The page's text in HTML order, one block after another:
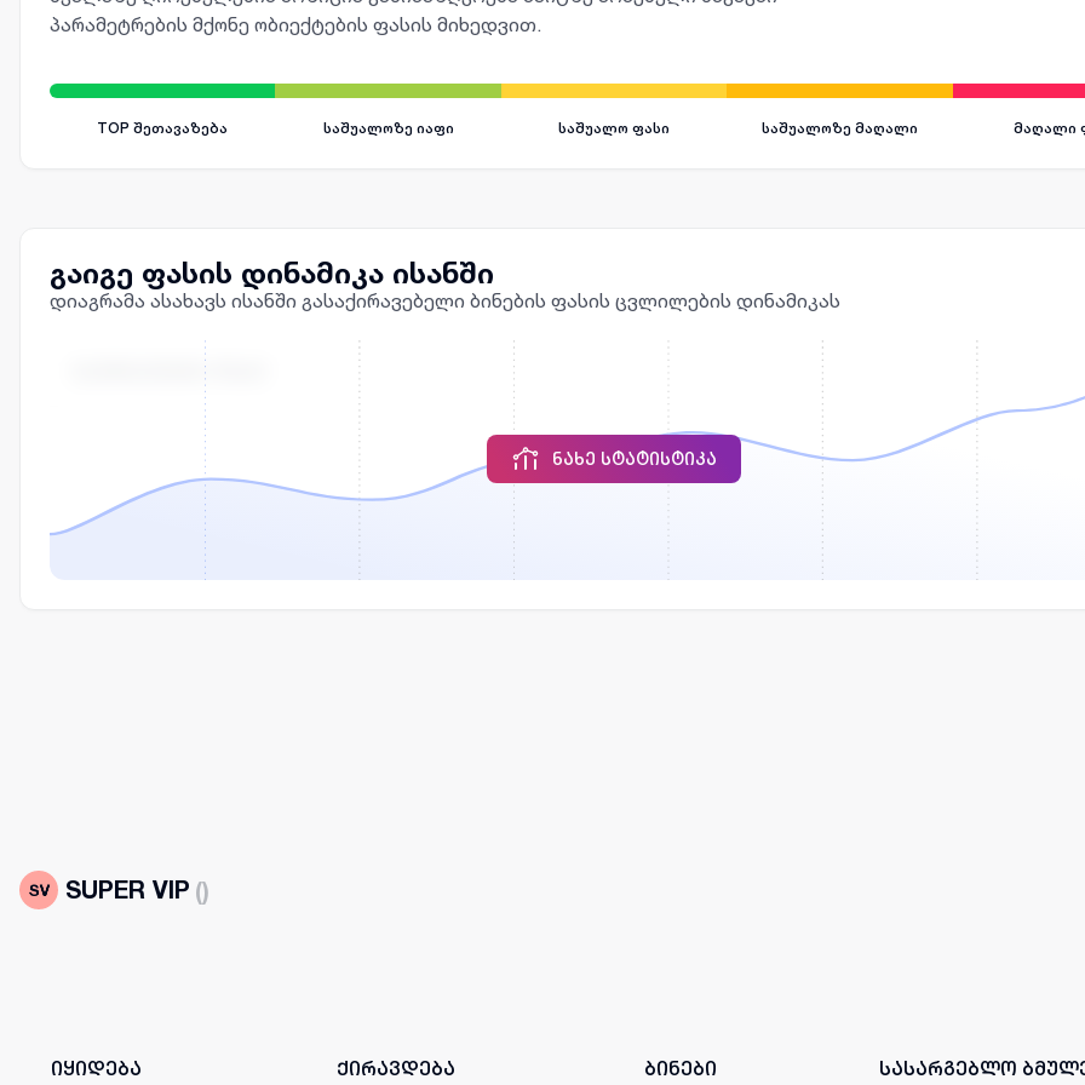
პარამეტრების მქონე ობიექტების ფასის მიხედვით.
TOP შეთავაზება საშუალოზე იაფი საშუალო ფასი საშუალოზე მაღალი მაღალი
გაიგე ფასის დინამიკა ისანში
დიაგრამა ასახავს ისანში გასაქირავებელი ბინების ფასის ცვლილების დინამიკას
ᲒᲐᲥᲘᲠᲐᲕᲔᲑᲘᲡ ᲤᲐᲡᲘ
ᲜᲐᲮᲔ ᲡᲢᲐᲢᲘᲡᲢᲘᲙᲐ
SUPER VIP ()
იყიდება ქირავდება ბინები სასარგებლო